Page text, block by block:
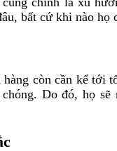
bất cứ khi nào họ
còn cần kể tới
Do đó, họ